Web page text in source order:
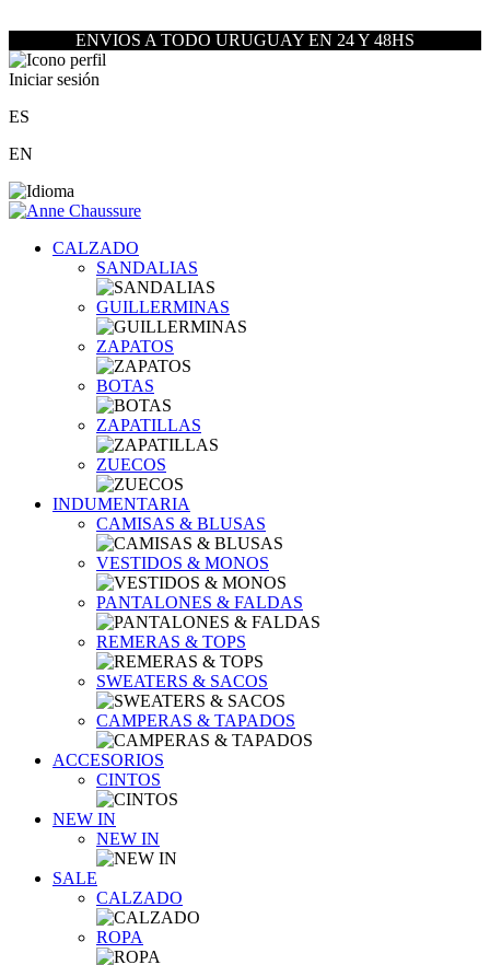
ENVIOS A TODO URUGUAY EN 24 Y 48HS
Iniciar sesión
ES
EN
CALZADO
SANDALIAS
GUILLERMINAS
ZAPATOS
BOTAS
ZAPATILLAS
ZUECOS
INDUMENTARIA
CAMISAS & BLUSAS
VESTIDOS & MONOS
PANTALONES & FALDAS
REMERAS & TOPS
SWEATERS & SACOS
CAMPERAS & TAPADOS
ACCESORIOS
CINTOS
NEW IN
NEW IN
SALE
CALZADO
ROPA